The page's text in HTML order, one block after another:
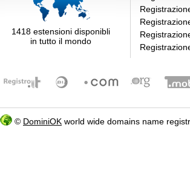
1418 estensioni disponibli
in tutto il mondo
© DominiOK world wide domains name